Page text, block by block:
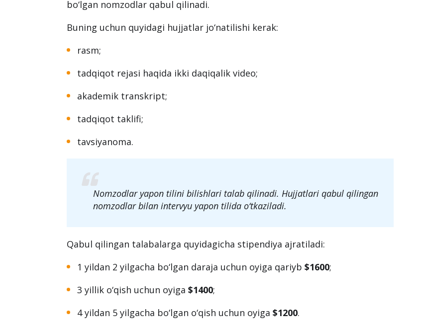
bo‘lgan nomzodlar qabul qilinadi.
Buning uchun quyidagi hujjatlar jo‘natilishi kerak:
rasm;
tadqiqot rejasi haqida ikki daqiqalik video;
akademik transkript;
tadqiqot taklifi;
tavsiyanoma.
Nomzodlar yapon tilini bilishlari talab qilinadi. Hujjatlari qabul qilingan
nomzodlar bilan intervyu yapon tilida o‘tkaziladi.
Qabul qilingan talabalarga quyidagicha stipendiya ajratiladi:
1 yildan 2 yilgacha bo‘lgan daraja uchun oyiga qariyb$1600;
3 yillik o‘qish uchun oyiga$1400;
4 yildan 5 yilgacha bo‘lgan o‘qish uchun oyiga$1200.